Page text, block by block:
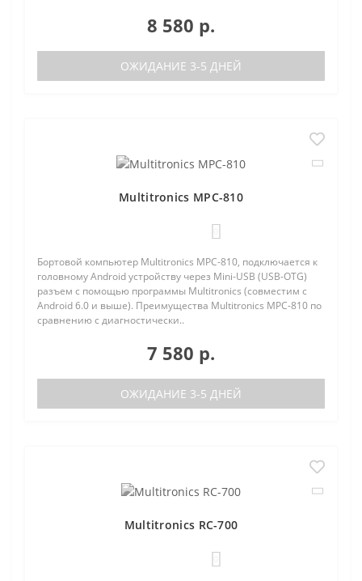
8 580 р.
ОЖИДАНИЕ 3-5 ДНЕЙ
Multitronics MPC-810
Бортовой компьютер Multitronics MPC-810, подключается к
головному Android устройству через Mini-USB (USB-OTG)
разъем с помощью программы Multitronics (совместим с
Android 6.0 и выше). Преимущества Multitronics MPC-810 по
сравнению с диагностически..
7 580 р.
ОЖИДАНИЕ 3-5 ДНЕЙ
Multitronics RC-700